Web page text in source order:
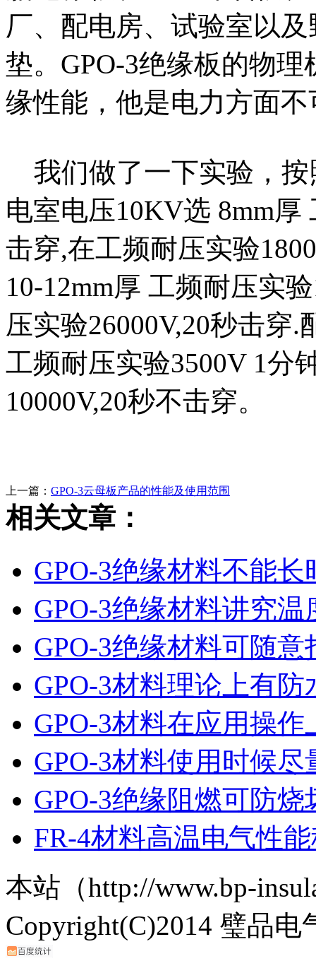
厂、配电房、试验室以
垫。GPO-3绝缘板的物
缘性能，他是电力方面
我们做了一下实验，按
电室电压10KV选 8mm厚
击穿,在工频耐压实验
10-12mm厚 工频耐压实
压实验26000V,20秒击穿
工频耐压实验3500V 1分
10000V,20秒不击穿。
上一篇： GPO-3云母板产品的性能及使用范围
相关文章：
GPO-3绝缘材料不能
GPO-3绝缘材料讲究
GPO-3绝缘材料可随意
GPO-3材料理论上有防
GPO-3材料在应用操
GPO-3材料使用时候
GPO-3绝缘阻燃可防烧
FR-4材料高温电气性
本站（http://www.bp-
Copyright(C)2014 璧品